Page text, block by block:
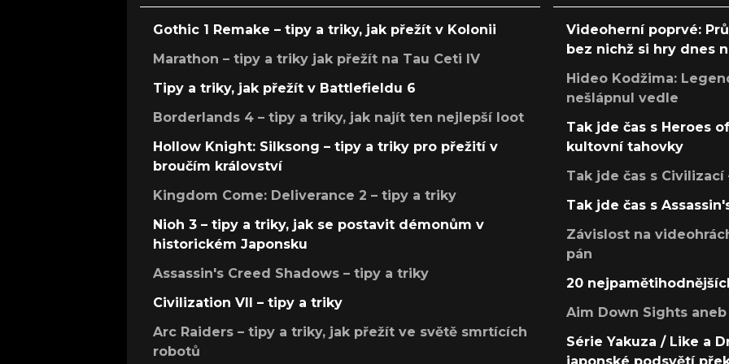
Gothic 1 Remake – tipy a triky, jak přežít v Kolonii
Marathon – tipy a triky jak přežít na Tau Ceti IV
Tipy a triky, jak přežít v Battlefieldu 6
Borderlands 4 – tipy a triky, jak najít ten nejlepší loot
Hollow Knight: Silksong – tipy a triky pro přežití v
broučím království
Kingdom Come: Deliverance 2 – tipy a triky
Nioh 3 – tipy a triky, jak se postavit démonům v
historickém Japonsku
Assassin's Creed Shadows – tipy a triky
Civilization VII – tipy a triky
Arc Raiders – tipy a triky, jak přežít ve světě smrtících
robotů
Videoherní poprvé:
bez nichž si hry dnes
Hideo Kodžima:
nešlápnul vedle
Tak jde čas s Heroes
kultovní tahovky
Tak jde čas s
Tak jde čas s
Závislost na
pán
20
Aim Down Sights
Série Yakuza / Like a